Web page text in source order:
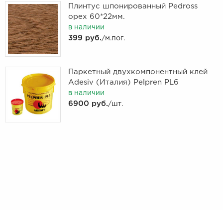
Плинтус шпонированный Pedross
орех 60*22мм.
в наличии
399 руб./м.пог.
Паркетный двухкомпонентный клей
Adesiv (Италия) Pelpren PL6
в наличии
6900 руб./шт.